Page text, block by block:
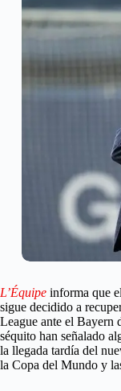
L’Équipe informa que
sigue decidido a
League ante el Bayern
séquito han señalado
la llegada tardía del
la Copa del Mundo y